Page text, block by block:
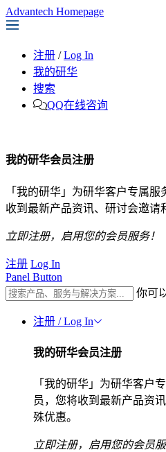
Advantech Homepage
注册 / Log In
我的研华
搜索
QQ在线咨询
我的研华会员注册
「我的研华」为研华客户专属
收到最新产品资讯、研讨会邀请
立即注册，启用您的会员服务！
注册 Log In
Panel Button
你可
注册 / Log In
我的研华会员注册
「我的研华」为研华客户
员，您将收到最新产品资
殊优惠。
立即注册，启用您的会员服